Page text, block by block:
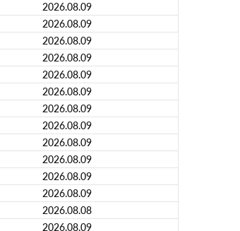
2026.08.09
2026.08.09
2026.08.09
2026.08.09
2026.08.09
2026.08.09
2026.08.09
2026.08.09
2026.08.09
2026.08.09
2026.08.09
2026.08.09
2026.08.08
2026.08.09